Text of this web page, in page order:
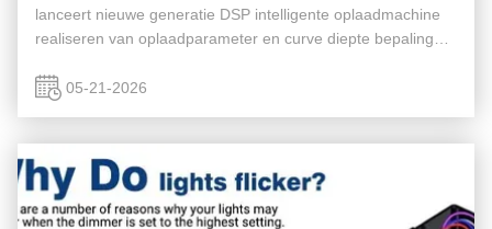
lanceert nieuwe generatie DSP intelligente oplaadmachine
realiseren van oplaadparameter en curve diepte bepaling
energieopslag, ...
05-21-2026